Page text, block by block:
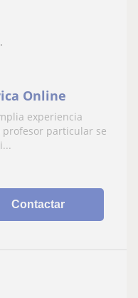
Online
experiencia
profesor particular se
Contactar